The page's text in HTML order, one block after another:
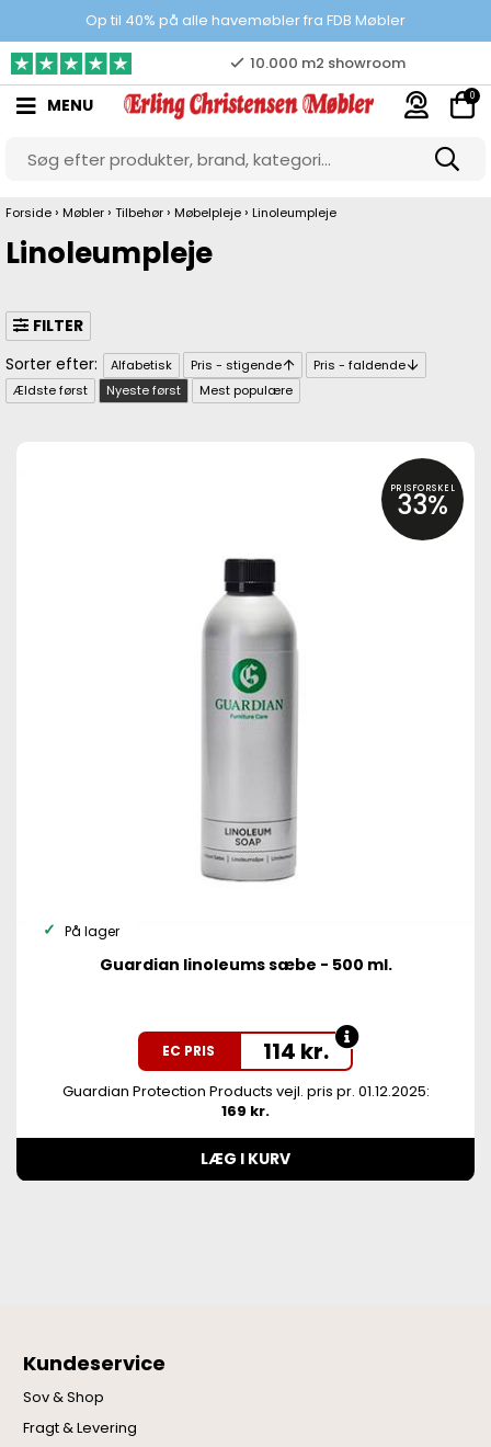
Op til 40% på alle havemøbler fra FDB Møbler
Prisgaranti
10.000 m2 showroom
Gratis & gode parkeringsforhold
MENU 0
Forside › Møbler › Tilbehør › Møbelpleje › Linoleumpleje
Linoleumpleje
FILTER
Alfabetisk Pris - stigende
Pris - faldende
Ældste først
Nyeste først Mest populære
PRISFORSKEL
33%
På lager
Guardian linoleums sæbe - 500 ml.
EC PRIS 114 kr.
Guardian Protection Products vejl. pris pr. 01.12.2025:
169 kr.
LÆG I KURV
Kundeservice
Sov & Shop
Fragt & Levering